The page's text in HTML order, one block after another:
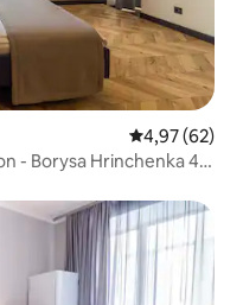
Gemiddelde
4,97 (62)
- Borysa Hrinchenka 4